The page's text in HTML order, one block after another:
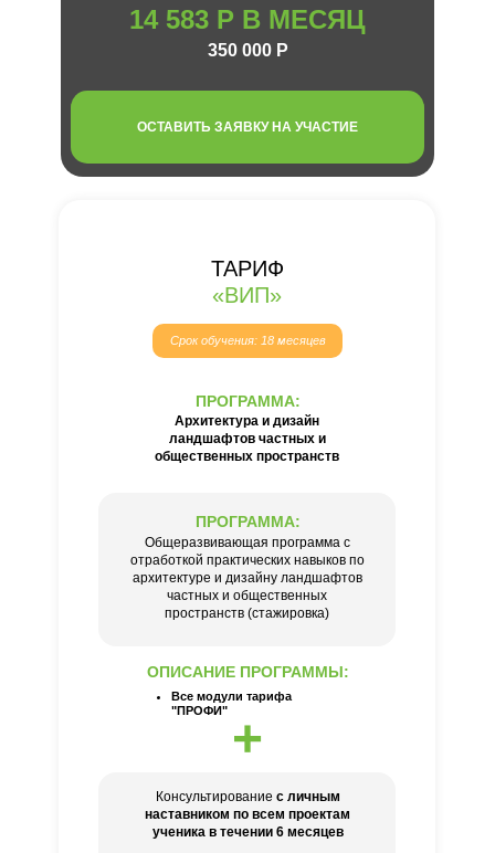
14 583 Р В МЕСЯЦ
ТАРИФ
«ВИП»
Срок обучения: 18 месяцев
Все модули тарифа
"ПРОФИ"
ОПИСАНИЕ ПРОГРАММЫ:
+
Консультирование с личным
наставником по всем проектам
ученика в течении 6 месяцев
Общеразвивающая программа с
отработкой практических навыков по
архитектуре и дизайну ландшафтов
частных и общественных
пространств (стажировка)
Архитектура и дизайн
ландшафтов частных и
общественных пространств
ПРОГРАММА:
ПРОГРАММА:
350 000 Р
ОСТАВИТЬ ЗАЯВКУ НА УЧАСТИЕ